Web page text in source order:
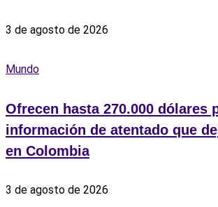
3 de agosto de 2026
Mundo
Ofrecen hasta 270.000 dólares
información de atentado que
en Colombia
3 de agosto de 2026